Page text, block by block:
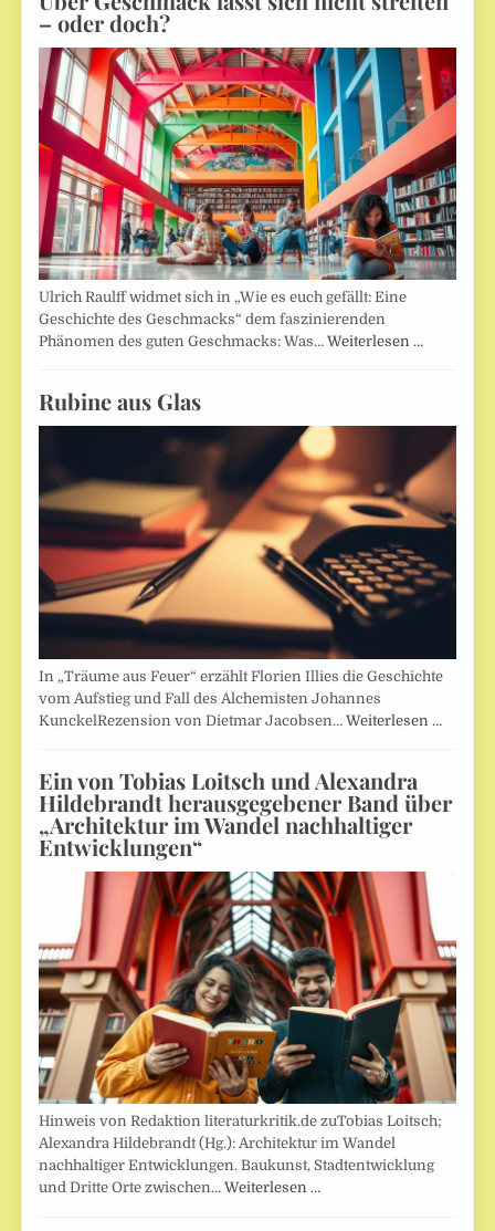
– oder doch?
Ulrich Raulff widmet sich in „Wie es euch gefällt: Eine
Geschichte des Geschmacks“ dem faszinierenden
Phänomen des guten Geschmacks: Was…Weiterlesen …
Rubine aus Glas
In „Träume aus Feuer“ erzählt Florien Illies die Geschichte
vom Aufstieg und Fall des Alchemisten Johannes
KunckelRezension von Dietmar Jacobsen…Weiterlesen …
Ein von Tobias Loitsch und Alexandra
Hildebrandt herausgegebener Band über
„Architektur im Wandel nachhaltiger
Entwicklungen“
Hinweis von Redaktion literaturkritik.de zuTobias Loitsch;
Alexandra Hildebrandt (Hg.): Architektur im Wandel
nachhaltiger Entwicklungen. Baukunst, Stadtentwicklung
und Dritte Orte zwischen…Weiterlesen …